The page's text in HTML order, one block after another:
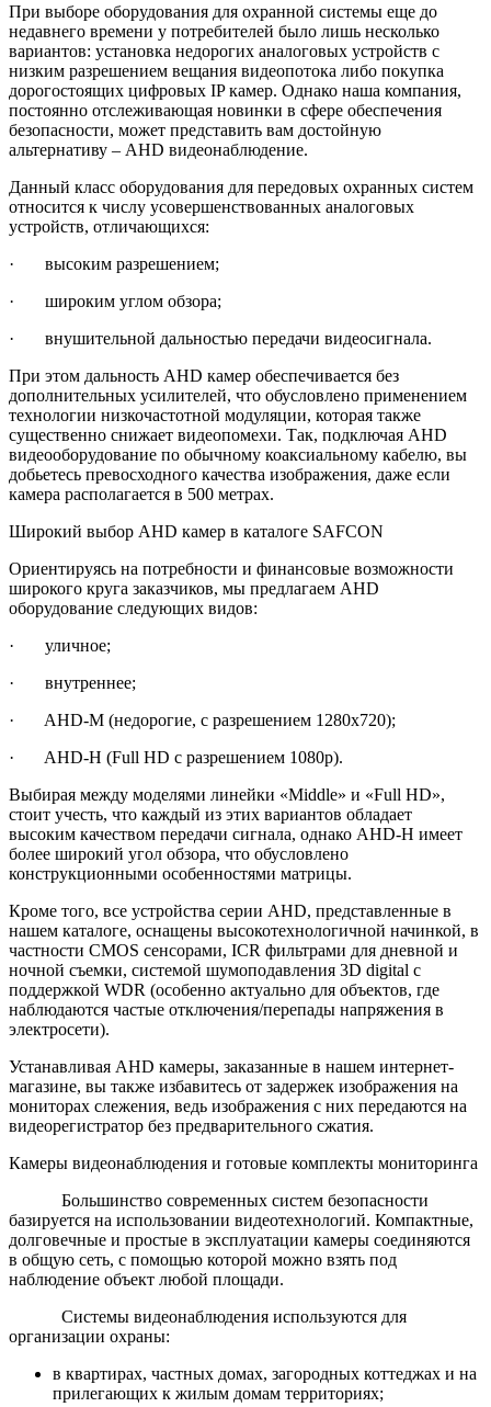
При выборе оборудования для охранной системы еще до
недавнего времени у потребителей было лишь несколько
вариантов: установка недорогих аналоговых устройств с
низким разрешением вещания видеопотока либо покупка
дорогостоящих цифровых IP камер. Однако наша компания,
постоянно отслеживающая новинки в сфере обеспечения
безопасности, может представить вам достойную
альтернативу – AHD видеонаблюдение.
Данный класс оборудования для передовых охранных систем
относится к числу усовершенствованных аналоговых
устройств, отличающихся:
· высоким разрешением;
· широким углом обзора;
· внушительной дальностью передачи видеосигнала.
При этом дальность AHD камер обеспечивается без
дополнительных усилителей, что обусловлено применением
технологии низкочастотной модуляции, которая также
существенно снижает видеопомехи. Так, подключая AHD
видеооборудование по обычному коаксиальному кабелю, вы
добьетесь превосходного качества изображения, даже если
камера располагается в 500 метрах.
Широкий выбор AHD камер в каталоге SAFCON
Ориентируясь на потребности и финансовые возможности
широкого круга заказчиков, мы предлагаем AHD
оборудование следующих видов:
· уличное;
· внутреннее;
· AHD-M (недорогие, с разрешением 1280х720);
· AHD-H (Full HD с разрешением 1080р).
Выбирая между моделями линейки «Middle» и «Full HD»,
стоит учесть, что каждый из этих вариантов обладает
высоким качеством передачи сигнала, однако AHD-H имеет
более широкий угол обзора, что обусловлено
конструкционными особенностями матрицы.
Кроме того, все устройства серии AHD, представленные в
нашем каталоге, оснащены высокотехнологичной начинкой, в
частности CMOS сенсорами, ICR фильтрами для дневной и
ночной съемки, системой шумоподавления 3D digital с
поддержкой WDR (особенно актуально для объектов, где
наблюдаются частые отключения/перепады напряжения в
электросети).
Устанавливая AHD камеры, заказанные в нашем интернет-
магазине, вы также избавитесь от задержек изображения на
мониторах слежения, ведь изображения с них передаются на
видеорегистратор без предварительного сжатия.
Камеры видеонаблюдения и готовые комплекты мониторинга
Большинство современных систем безопасности
базируется на использовании видеотехнологий. Компактные,
долговечные и простые в эксплуатации камеры соединяются
в общую сеть, с помощью которой можно взять под
наблюдение объект любой площади.
Системы видеонаблюдения используются для
организации охраны:
в квартирах, частных домах, загородных коттеджах и на
прилегающих к жилым домам территориях;